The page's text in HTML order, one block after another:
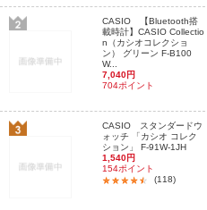
CASIO 【Bluetooth搭
載時計】CASIO Collectio
n（カシオコレクショ
ン） グリーン F-B100
W...
7,040円
704ポイント
CASIO スタンダードウ
ォッチ 「カシオ コレク
ション」 F-91W-1JH
1,540円
154ポイント
(118)